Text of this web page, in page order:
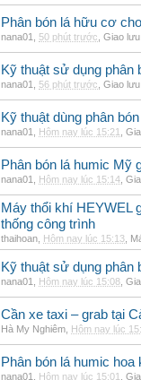
Phân bón lá hữu cơ
nana01 50 phút trước Giao lưu
Kỹ thuật sử dụng phân
nana01 56 phút trước Giao lưu
Kỹ thuật dùng phân
nana01 Hôm nay lúc 15:21
Phân bón lá humic Mỹ
nana01 Hôm nay lúc 15:14
Máy thổi khí HEYWEL
thống công trình
thaihoan Hôm nay lúc 15:13
Kỹ thuật sử dụng phân
nana01 Hôm nay lúc 15:08
Cần xe taxi – grab tại
Hà My Nghiêm Hôm nay lúc
Phân bón lá humic
nana01 Hôm nay lúc 15:01